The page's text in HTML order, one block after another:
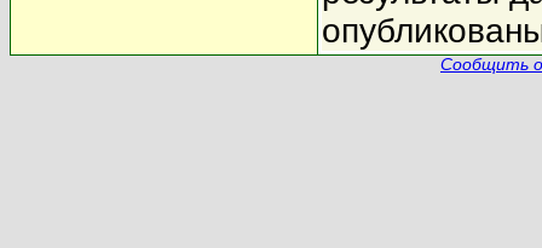
Сообщить о